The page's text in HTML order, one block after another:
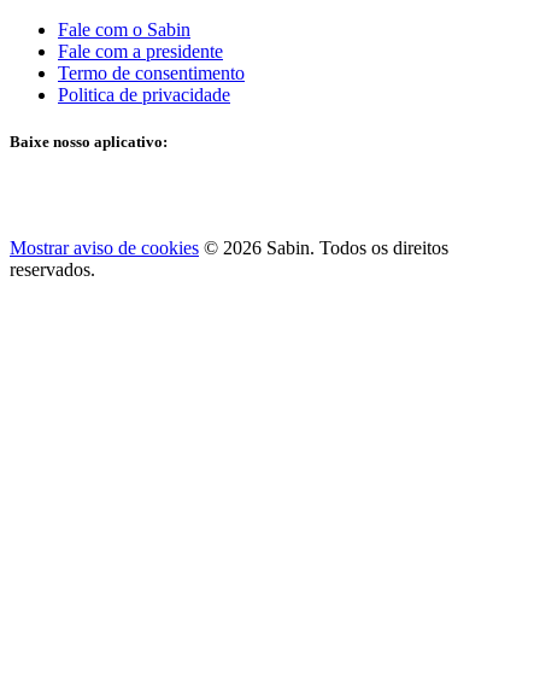
Fale com o Sabin
Fale com a presidente
Termo de consentimento
Politica de privacidade
Baixe nosso aplicativo:
Mostrar aviso de cookies © 2026 Sabin. Todos os direitos
reservados.